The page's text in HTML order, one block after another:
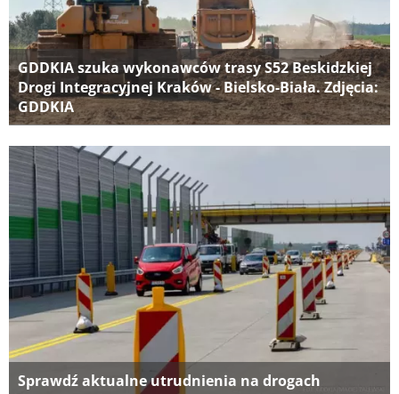
GDDKIA szuka wykonawców trasy S52 Beskidzkiej
Drogi Integracyjnej Kraków - Bielsko-Biała. Zdjęcia:
GDDKIA
Sprawdź aktualne utrudnienia na drogach